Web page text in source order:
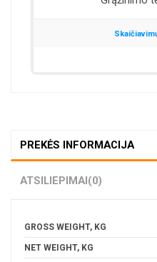
PREKĖS INFORMACIJA
ATSILIEPIMAI(0)
GROSS WEIGHT, KG
NET WEIGHT, KG